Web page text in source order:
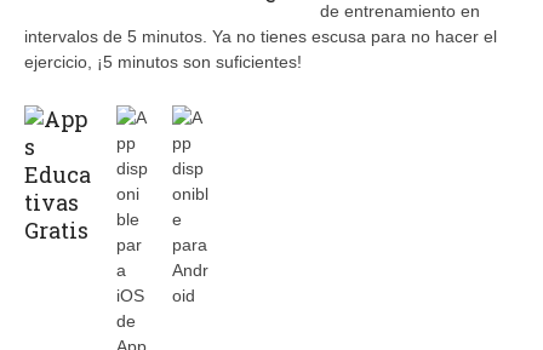
de entrenamiento en
intervalos de 5 minutos. Ya no tienes escusa para no hacer el
ejercicio, ¡5 minutos son suficientes!